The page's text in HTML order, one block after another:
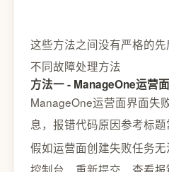
这些方法之间没有严格的
不同故障处理方法
方法一 - ManageOne运营
ManageOne运营面界面失
息，报错代码原因参考标题
假如运营面创建失败任务